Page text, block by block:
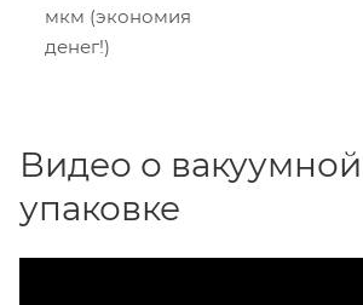
мкм (экономия
денег!)
Видео о вакуумной
упаковке